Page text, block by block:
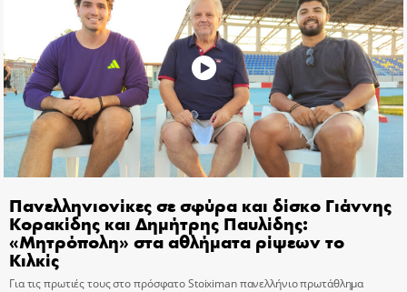
Πανελληνιονίκες σε σφύρα και δίσκο Γιάννης
Κορακίδης και Δημήτρης Παυλίδης:
«Μητρόπολη» στα αθλήματα ρίψεων το
Κιλκίς
Για τις πρωτιές τους στο πρόσφατο Stoiximan πανελλήνιο πρωτάθλημα